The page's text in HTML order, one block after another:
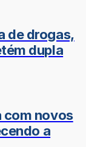
de drogas,
dupla
com novos
a